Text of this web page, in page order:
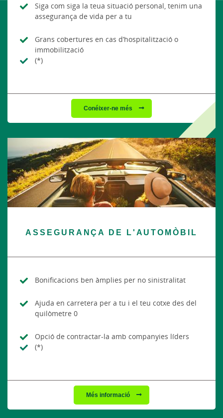
Siga com siga la teua situació personal, tenim una
assegurança de vida per a tu
Grans cobertures en cas d’hospitalització o
immobilització
(*)
Conéixer-ne més
ASSEGURANÇA DE L'AUTOMÒBIL
Bonificacions ben àmplies per no sinistralitat
Ajuda en carretera per a tu i el teu cotxe des del
quilòmetre 0
Opció de contractar-la amb companyies líders
(*)
Més informació